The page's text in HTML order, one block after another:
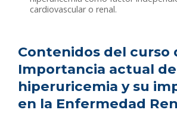
cardiovascular o renal.
Contenidos del curso
Importancia actual
hiperuricemia y su
en la Enfermedad